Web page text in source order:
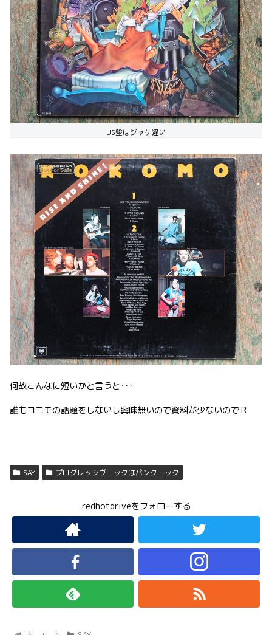
US盤はジャケ違い
何故こんなに短いかと言うと･･･
誰もココモの話題をしないし興味無いので資料が少ないのでＲ
SAY プログレッシヴロックはパンクロック
redhotdriveをフォローする